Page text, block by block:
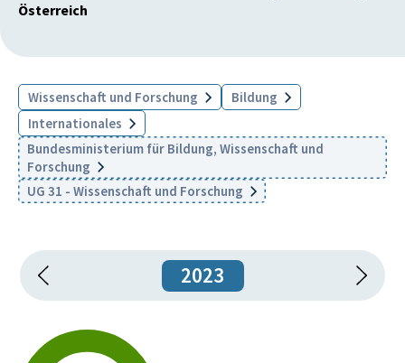
Österreich
Wissenschaft und Forschung
Bildung
Internationales
Bundesministerium für Bildung, Wissenschaft und
Forschung
UG 31 - Wissenschaft und Forschung
2023